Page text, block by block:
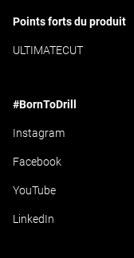
Points forts du produit
ULTIMATECUT
#BornToDrill
Instagram
Facebook
YouTube
LinkedIn